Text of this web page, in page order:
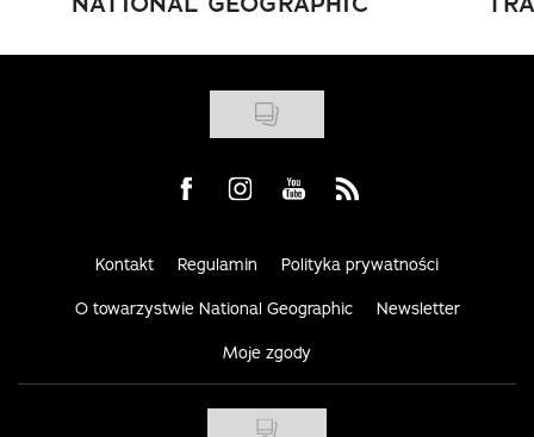
Visit us on Facebook
Visit us on Instagram
Visit us on Youtube
Visit us on Rss
Kontakt Regulamin Polityka prywatności
O towarzystwie National Geographic Newsletter
Moje zgody